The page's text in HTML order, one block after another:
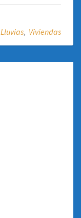
Lluvias, Viviendas